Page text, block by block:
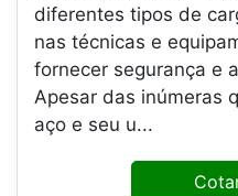
diferentes tipos de
nas técnicas e
fornecer segurança e
Apesar das inúmeras
aço e seu u...